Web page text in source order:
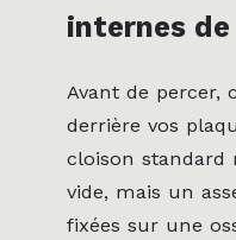
internes
Avant de percer,
derrière vos
cloison standard
vide, mais un
fixées sur une